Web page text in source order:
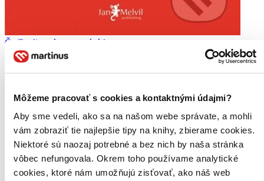
Môžeme pracovať s cookies a kontaktnými údajmi?
Aby sme vedeli, ako sa na našom webe správate, a mohli
vám zobraziť tie najlepšie tipy na knihy, zbierame cookies.
Niektoré sú naozaj potrebné a bez nich by naša stránka
vôbec nefungovala. Okrem toho používame analytické
cookies, ktoré nám umožňujú zisťovať, ako náš web
Čtyřhodinový pracovní týden
CZ
Timothy Ferriss
Peníze mají hodnotu jen tehdy, máte-li čas si je užít. Strávíte-li své
mládí v kanceláři, nejsou vám k ničemu – zvlášť když lze pracovat
tak, abyste měli dostatek nejen peněz, ale i dalších tvrdých měn
„nového bohatství"...
Kniha pevná väzba
19,50 €
Na sklade 4 ks
Tento produkt síce máme aktuálne na sklade, máme však už